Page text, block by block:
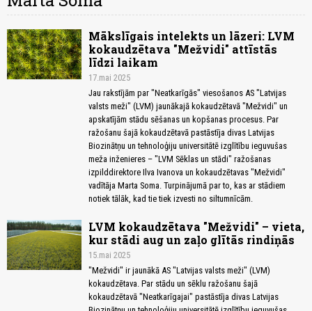
Mākslīgais intelekts un lāzeri: LVM
kokaudzētava "Mežvidi" attīstās
līdzi laikam
17.mai 2025
Jau rakstījām par "Neatkarīgās" viesošanos AS "Latvijas
valsts meži" (LVM) jaunākajā kokaudzētavā "Mežvidi" un
apskatījām stādu sēšanas un kopšanas procesus. Par
ražošanu šajā kokaudzētavā pastāstīja divas Latvijas
Biozinātņu un tehnoloģiju universitātē izglītību ieguvušas
meža inženieres – "LVM Sēklas un stādi" ražošanas
izpilddirektore Ilva Ivanova un kokaudzētavas "Mežvidi"
vadītāja Marta Soma. Turpinājumā par to, kas ar stādiem
notiek tālāk, kad tie tiek izvesti no siltumnīcām.
LVM kokaudzētava "Mežvidi" – vieta,
kur stādi aug un zaļo glītās rindiņās
15.mai 2025
"Mežvidi" ir jaunākā AS "Latvijas valsts meži" (LVM)
kokaudzētava. Par stādu un sēklu ražošanu šajā
kokaudzētavā "Neatkarīgajai" pastāstīja divas Latvijas